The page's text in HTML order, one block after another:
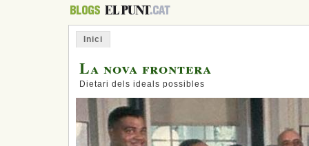
Inici
La nova frontera
Dietari dels ideals possibles